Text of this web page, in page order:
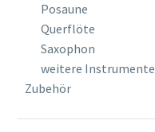
Posaune
Querflöte
Saxophon
weitere Instrumente
Zubehör